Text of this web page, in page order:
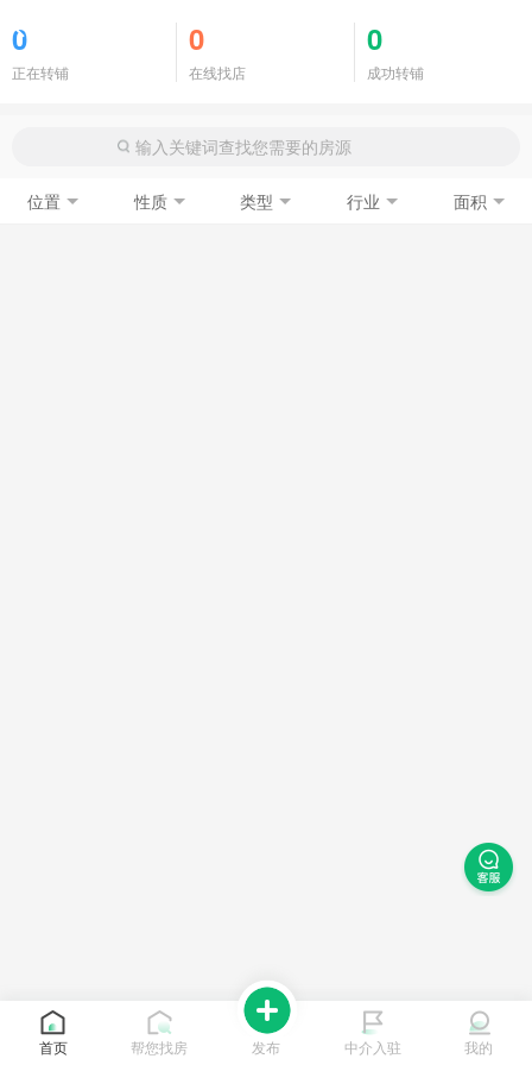
0
正在转铺
0
在线找店
0
成功转铺
位置 性质 类型 行业 面积
首页 帮您找房 发布 中介入驻 我的